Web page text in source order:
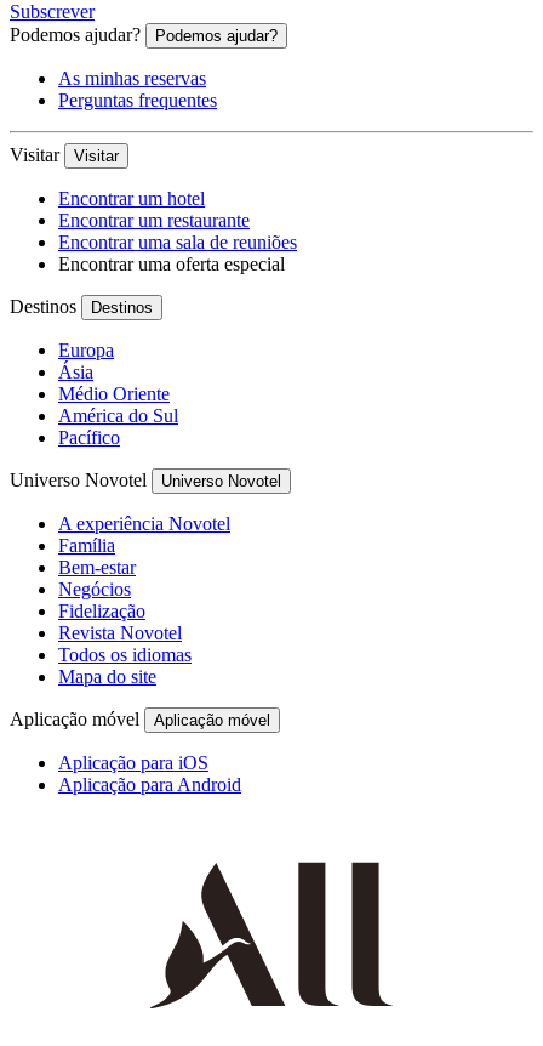
Subscrever
Podemos ajudar?
Podemos ajudar?
As minhas reservas
Perguntas frequentes
Visitar Visitar
Encontrar um hotel
Encontrar um restaurante
Encontrar uma sala de reuniões
Encontrar uma oferta especial
Destinos Destinos
Europa
Ásia
Médio Oriente
América do Sul
Pacífico
Universo Novotel Universo Novotel
A experiência Novotel
Família
Bem-estar
Negócios
Fidelização
Revista Novotel
Todos os idiomas
Mapa do site
Aplicação móvel Aplicação móvel
Aplicação para iOS
Aplicação para Android